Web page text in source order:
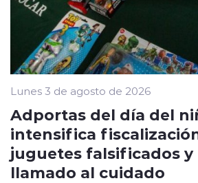
Lunes 3 de agosto de 2026
Adportas del día del
intensifica
juguetes falsificados y
llamado al cuidado